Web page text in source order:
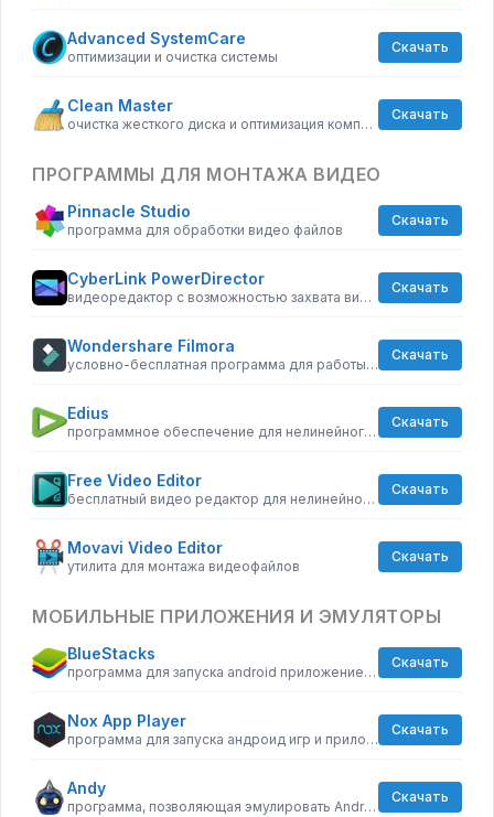
Advanced SystemCare
оптимизации и очистка системы
Скачать
Clean Master
очистка жесткого диска и оптимизация компьютера в целом
Скачать
ПРОГРАММЫ ДЛЯ МОНТАЖА ВИДЕО
Pinnacle Studio
программа для обработки видео файлов
Скачать
CyberLink PowerDirector
видеоредактор с возможностью захвата видео с внешних источников
Скачать
Wondershare Filmora
условно-бесплатная программа для работы с видеофайлами
Скачать
Edius
программное обеспечение для нелинейного монтажа видео
Скачать
Free Video Editor
бесплатный видео редактор для нелинейного видео монтажа
Скачать
Movavi Video Editor
утилита для монтажа видеофайлов
Скачать
МОБИЛЬНЫЕ ПРИЛОЖЕНИЯ И ЭМУЛЯТОРЫ
BlueStacks
программа для запуска android приложение на windows
Скачать
Nox App Player
программа для запуска андроид игр и приложений на windows
Скачать
Andy
программа, позволяющая эмулировать Android на ПК
Скачать